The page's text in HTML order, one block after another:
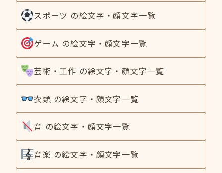
スポーツ の絵文字・顔文字一覧
ゲーム の絵文字・顔文字一覧
芸術・工作 の絵文字・顔文字一覧
衣類 の絵文字・顔文字一覧
音 の絵文字・顔文字一覧
音楽 の絵文字・顔文字一覧